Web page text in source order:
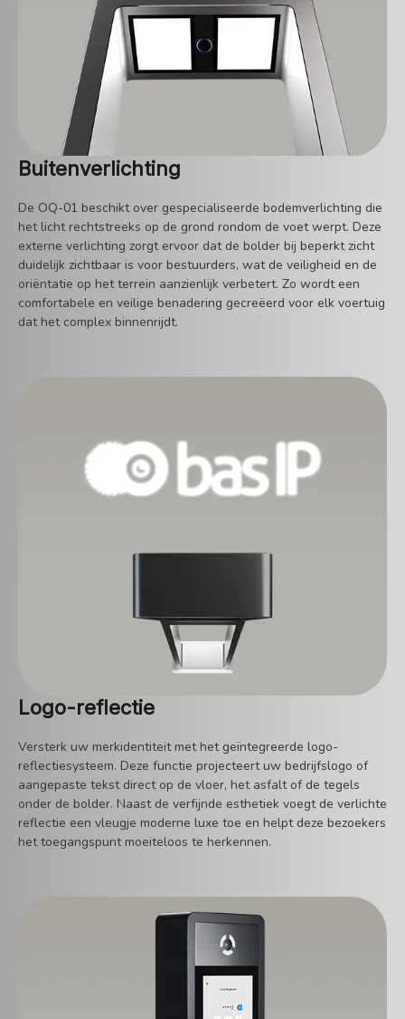
Buitenverlichting
De OQ-01 beschikt over gespecialiseerde bodemverlichting die
het licht rechtstreeks op de grond rondom de voet werpt. Deze
externe verlichting zorgt ervoor dat de bolder bij beperkt zicht
duidelijk zichtbaar is voor bestuurders, wat de veiligheid en de
oriëntatie op het terrein aanzienlijk verbetert. Zo wordt een
comfortabele en veilige benadering gecreëerd voor elk voertuig
dat het complex binnenrijdt.
Logo-reflectie
Versterk uw merkidentiteit met het geïntegreerde logo-
reflectiesysteem. Deze functie projecteert uw bedrijfslogo of
aangepaste tekst direct op de vloer, het asfalt of de tegels
onder de bolder. Naast de verfijnde esthetiek voegt de verlichte
reflectie een vleugje moderne luxe toe en helpt deze bezoekers
het toegangspunt moeiteloos te herkennen.